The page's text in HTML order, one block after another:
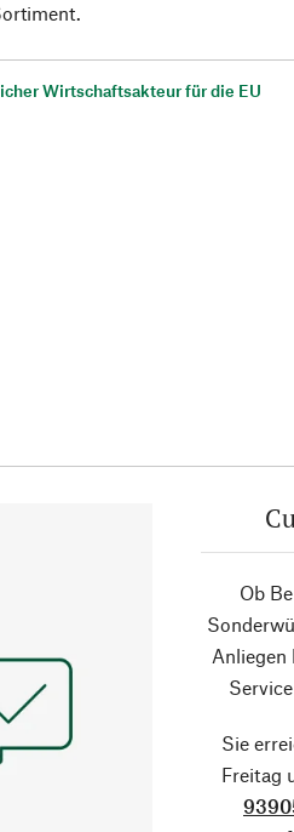
Wirtschaftsakteur für die EU
Ob
Anliegen
Sie
Freitag